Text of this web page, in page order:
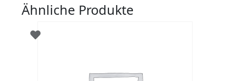
Ähnliche Produkte